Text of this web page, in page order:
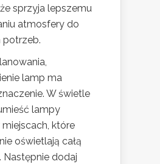
sprzyja lepszemu
atmosfery do
potrzeb.
lamp ma
W świetle
lampy
które
oświetlają całą
Następnie dodaj